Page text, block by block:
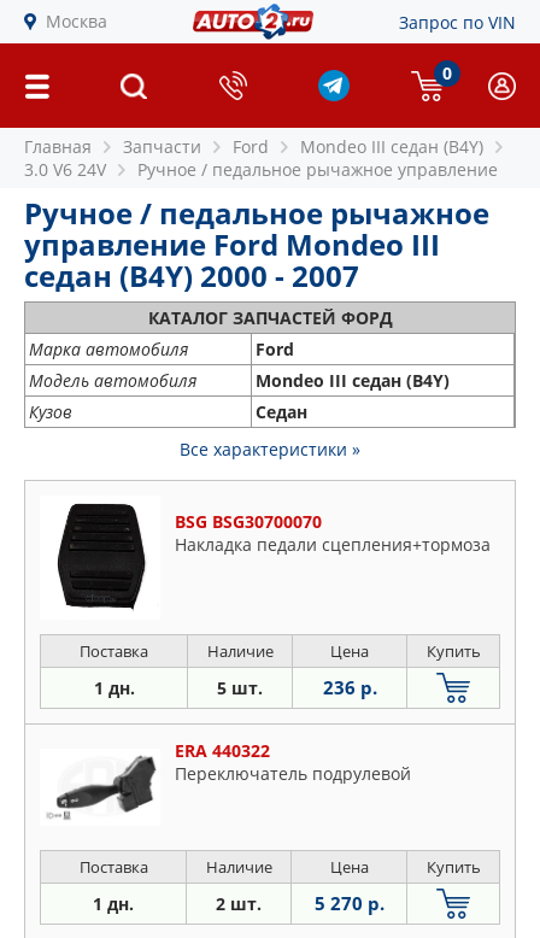
Москва Запрос по VIN
0
Главная Запчасти Ford
Mondeo III седан (B4Y)
3.0 V6 24V
Ручное / педальное рычажное управление
Ручное / педальное рычажное
управление Ford Mondeo III
седан (B4Y) 2000 - 2007
КАТАЛОГ ЗАПЧАСТЕЙ ФОРД
Марка автомобиля
Ford
Модель автомобиля
Mondeo III седан (B4Y)
Кузов
Седан
Все характеристики »
BSG BSG30700070
Накладка педали сцепления+тормоза
Поставка Наличие Цена Купить
1 дн. 5 шт. 236 р.
ERA 440322
Переключатель подрулевой
Поставка Наличие Цена Купить
1 дн. 2 шт. 5 270 р.